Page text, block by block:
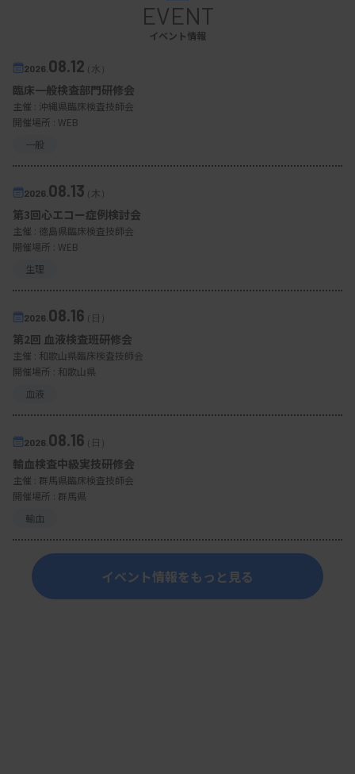
EVENT
イベント情報
2026. 08.12（水）
臨床一般検査部門研修会
主催 : 沖縄県臨床検査技師会
開催場所 : WEB
一般
2026. 08.13（木）
第3回心エコー症例検討会
主催 : 徳島県臨床検査技師会
開催場所 : WEB
生理
2026. 08.16（日）
第2回 血液検査班研修会
主催 : 和歌山県臨床検査技師会
開催場所 : 和歌山県
血液
2026. 08.16（日）
輸血検査中級実技研修会
主催 : 群馬県臨床検査技師会
開催場所 : 群馬県
輸血
イベント情報をもっと見る